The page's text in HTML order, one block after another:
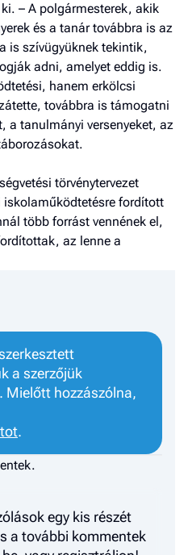
– A polgármesterek, akik
és a tanár továbbra is az
is szívügyüknek tekintik,
adni, amelyet eddig is.
hanem erkölcsi
továbbra is támogatni
a tanulmányi versenyeket, az
törvénytervezet
fordított
több forrást vennének el,
az lenne a
a szerzőjük
hozzászólna,
.
egy kis részét
a további kommentek